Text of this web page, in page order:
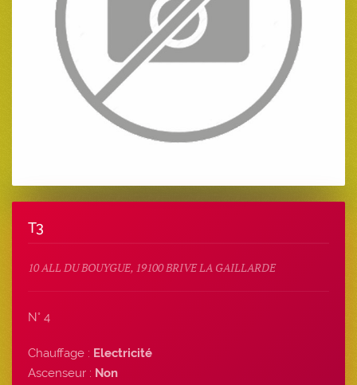
T3
10 ALL DU BOUYGUE, 19100 BRIVE LA GAILLARDE
N° 4
Chauffage : Electricité
Ascenseur : Non